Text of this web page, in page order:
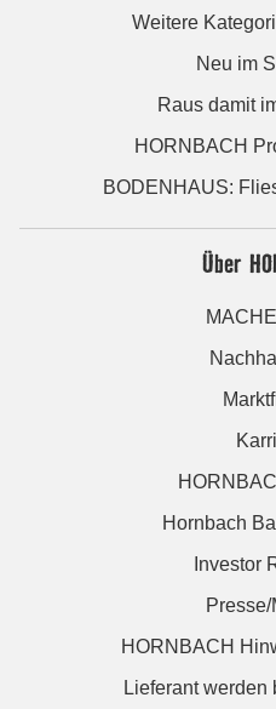
Weitere
Neu im
Raus damit
HORNBACH
BODENHAUS:
Über
Hornbach
Investor
HORNBACH
Lieferant werden